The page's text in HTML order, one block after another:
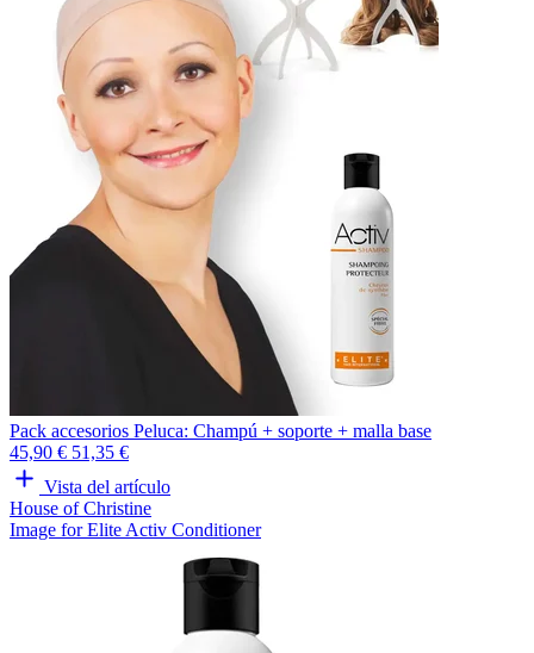
Pack accesorios Peluca: Champú + soporte + malla base
45,90 € 51,35 €
Vista del artículo
House of Christine
Image for Elite Activ Conditioner